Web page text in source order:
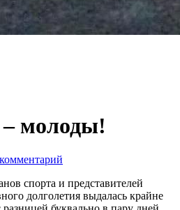
молоды!
спорта и представителей
долголетия выдалась крайне